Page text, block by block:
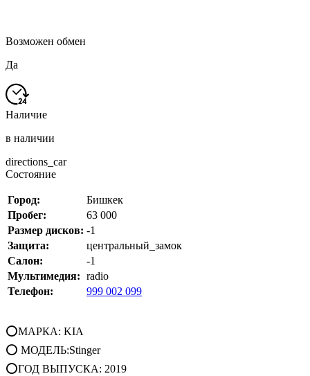
Возможен обмен
Да
Наличие
в наличии
directions_car
Состояние
Город:
Бишкек
Пробег:
63 000
Размер дисков: -1
Защита:
центральный_замок
Салон:
-1
Мультимедия: radio
Телефон:
999 002 099
⭕МАРКА: KIA
⭕ МОДЕЛЬ:Stinger
⭕ГОД ВЫПУСКА: 2019